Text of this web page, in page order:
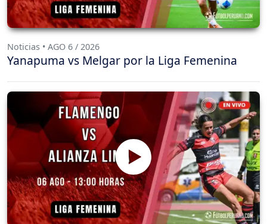
Noticias • AGO 6 / 2026
Yanapuma vs Melgar por la Liga Femenina